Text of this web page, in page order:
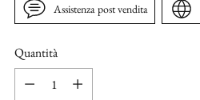
Assistenza post vendita
Quantità
Quantità